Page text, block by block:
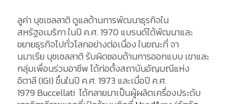
ลูค่าบุชเชลลาติดูแลด้านการพัฒนาธุรกิจใน
สหรัฐอเมริกาในปีค.ศ. 1970 แบรนด์ได้พัฒนาและ
ขยายธุรกิจไปทั่วโลกอย่างต่อเนื่องในขณะที่จา
นมาเรียบุชเชลลาติรับผิดชอบด้านการออกแบบเขาและ
กลุ่มเพื่อนร่วมอาชีพได้ก่อตั้งสถาบันอัญมณีแห่ง
อิตาลี(IGI)ขึ้นในปีค.ศ. 1973 และเมื่อปีค.ศ.
1979Buccellati ได้กลายมาเป็นผู้ผลิตเครื่องประดับ